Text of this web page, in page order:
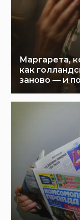
Маргарета,
как
заново — и